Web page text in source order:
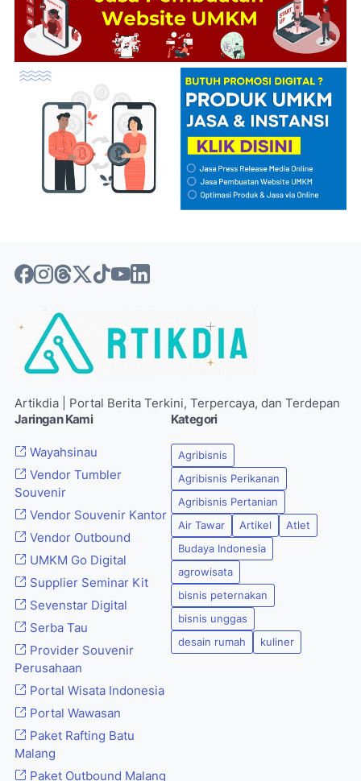
Artikdia | Portal Berita Terkini, Terpercaya, dan Terdepan
Jaringan Kami
Wayahsinau
Vendor Tumbler
Souvenir
Vendor Souvenir Kantor
Vendor Outbound
UMKM Go Digital
Supplier Seminar Kit
Sevenstar Digital
Serba Tau
Provider Souvenir
Perusahaan
Portal Wisata Indonesia
Portal Wawasan
Paket Rafting Batu
Malang
Paket Outbound Malang
Kategori
Agribisnis
Agribisnis Perikanan
Agribisnis Pertanian
Air Tawar
Artikel
Atlet
Budaya Indonesia
agrowisata
bisnis peternakan
bisnis unggas
desain rumah
kuliner